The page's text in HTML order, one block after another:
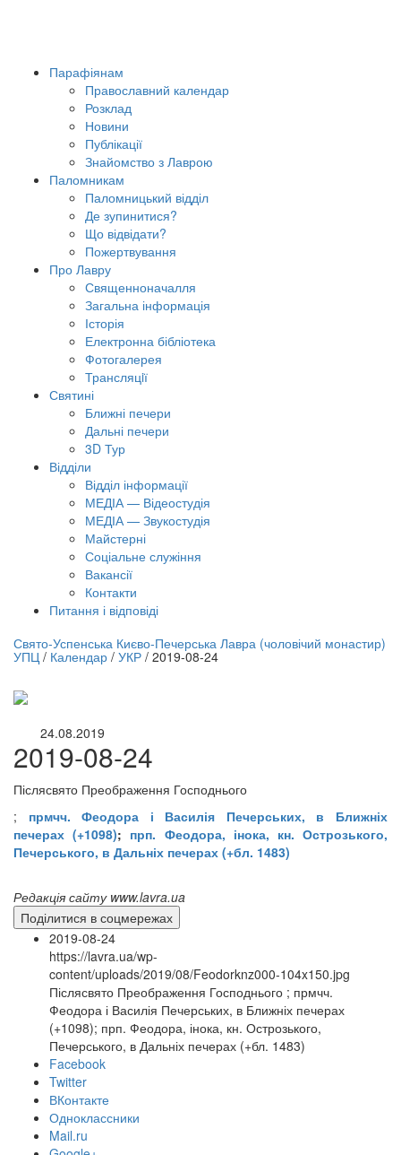
Парафіянам
Православний календар
Розклад
Новини
Публікації
Знайомство з Лаврою
Паломникам
Паломницький відділ
Де зупинитися?
Що відвідати?
Пожертвування
Про Лавру
Священноначалля
Загальна інформація
Історія
Електронна бібліотека
Фотогалерея
Трансляцiї
Святині
Ближні печери
Дальні печери
3D Тур
Відділи
Відділ інформації
МЕДІА — Відеостудія
МЕДІА — Звукостудія
Майстерні
Соціальне служіння
Вакансії
Контакти
Питання і відповіді
трансляція |
12 вересня
онлайн трансляції
12 сентября 2015
12 сентября 2015
12 сентября 2015
Свято-Успенська Києво-Печерська Лавра (чоловічий монастир)
УПЦ / Календар / УКР / 2019-08-24
24.08.2019
2019-08-24
Післясвято Преображення Господнього
; прмчч. Феодора і Василія Печерських, в Ближніх
печерах (+1098); прп. Феодора, інока, кн. Острозького,
Печерського, в Дальніх печерах (+бл. 1483)
Редакція сайту www.lavra.ua
Поділитися в соцмережах
2019-08-24
https://lavra.ua/wp-
content/uploads/2019/08/Feodorknz000-104x150.jpg
Післясвято Преображення Господнього ; прмчч.
Феодора і Василія Печерських, в Ближніх печерах
(+1098); прп. Феодора, інока, кн. Острозького,
Печерського, в Дальніх печерах (+бл. 1483)
Facebook
Twitter
ВКонтакте
Одноклассники
Mail.ru